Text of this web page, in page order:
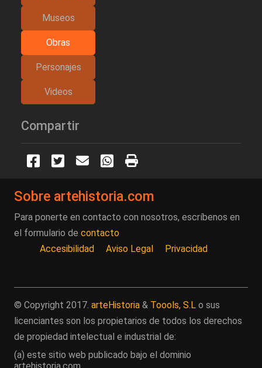
Museos
Obras
Personajes
Videos
Compartir
Sobre artehistoria.com
Para ponerte en contacto con nosotros, escríbenos en
el formulario de contacto
Accesibilidad
Aviso Legal Privacidad
© Copyright 2017. arteHistoria & Toools, S.L o sus
licenciantes son los propietarios de todos los derechos
de propiedad intelectual e industrial de:
(a) este sitio web publicado bajo el dominio